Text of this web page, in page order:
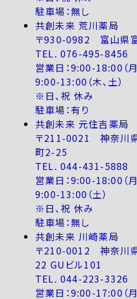
駐車場：無し
共創未来 荒川薬局
〒930-0982 富山県
TEL. 076-495-8456
営業日：9:00-18:00（月
9:00-13:00（木、土）
※日、祝 休み
駐車場：有り
共創未来 元住吉薬局
〒211-0021 神奈川
町2-25
TEL. 044-431-5888
営業日：9:00-18:00（月
9:00-13:00（土）
※日、祝 休み
駐車場：無し
共創未来 川崎薬局
〒210-0012 神奈川
22 GUビル101
TEL. 044-223-3326
営業日：9:00-17:00（月